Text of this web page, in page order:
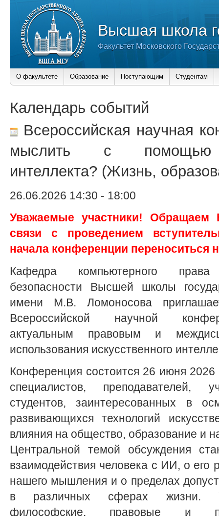
Высшая школа
Факультет Московского
О факультете Образование Поступающим Студентам
Календарь событий
Всероссийская научная
мыслить с помощью
интеллекта? (Жизнь,
26.06.2026 14:30 - 18:00
Уважаемые участники!
связи с проведением
начала конференции переноситься
Кафедра компьютерного
безопасности Высшей школы
имени М.В. Ломоносова
Всероссийской научной
актуальным правовым и
использования искусственного
Конференция состоится 26 июня 2026
специалистов, преподавателей,
студентов, заинтересованных в
развивающихся технологий
влияния на общество, образование и
Центральной темой обсуждения
взаимодействия человека с ИИ, о
нашего мышления и о пределах
в различных сферах жизни.
философские, правовые и